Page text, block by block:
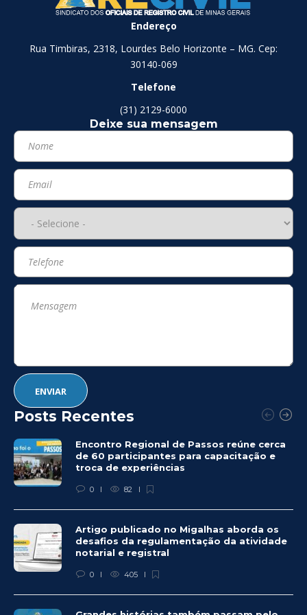
Endereço
Rua Timbiras, 2318, Lourdes Belo Horizonte – MG. Cep:
30140-069
Telefone
(31) 2129-6000
Deixe sua mensagem
Posts Recentes
Encontro Regional de Passos reúne cerca
de 60 participantes para capacitação e
troca de experiências
0 82
Artigo publicado no Migalhas aborda os
desafios da regulamentação da atividade
notarial e registral
0 405